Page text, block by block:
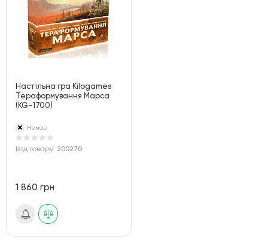
Настільна гра Kilogames
Тераформування Марса
(KG-1700)
Немає
Код товару: 200270
1 860 грн